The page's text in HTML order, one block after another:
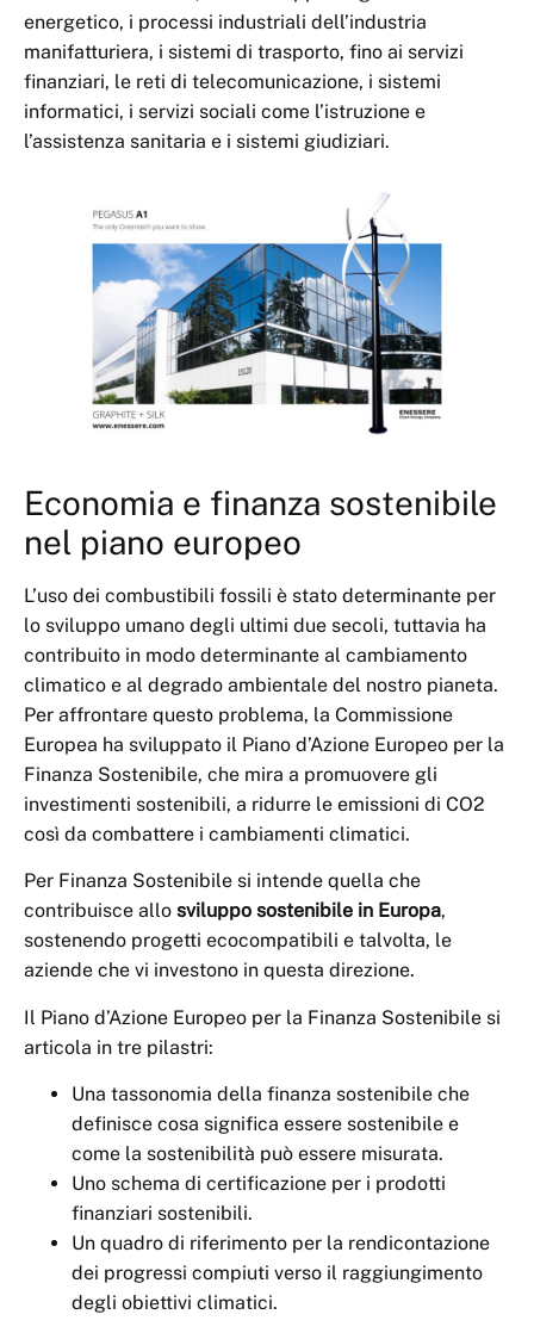
energetico, i processi industriali dell’industria
manifatturiera, i sistemi di trasporto, fino ai servizi
finanziari, le reti di telecomunicazione, i sistemi
informatici, i servizi sociali come l’istruzione e
l’assistenza sanitaria e i sistemi giudiziari.
Economia e finanza sostenibile
nel piano europeo
L’uso dei combustibili fossili è stato determinante per
lo sviluppo umano degli ultimi due secoli, tuttavia ha
contribuito in modo determinante al cambiamento
climatico e al degrado ambientale del nostro pianeta.
Per affrontare questo problema, la Commissione
Europea ha sviluppato il Piano d’Azione Europeo per la
Finanza Sostenibile, che mira a promuovere gli
investimenti sostenibili, a ridurre le emissioni di CO2
così da combattere i cambiamenti climatici.
Per Finanza Sostenibile si intende quella che
contribuisce allo sviluppo sostenibile in Europa,
sostenendo progetti ecocompatibili e talvolta, le
aziende che vi investono in questa direzione.
Il Piano d’Azione Europeo per la Finanza Sostenibile si
articola in tre pilastri:
Una tassonomia della finanza sostenibile che
definisce cosa significa essere sostenibile e
come la sostenibilità può essere misurata.
Uno schema di certificazione per i prodotti
finanziari sostenibili.
Un quadro di riferimento per la rendicontazione
dei progressi compiuti verso il raggiungimento
degli obiettivi climatici.